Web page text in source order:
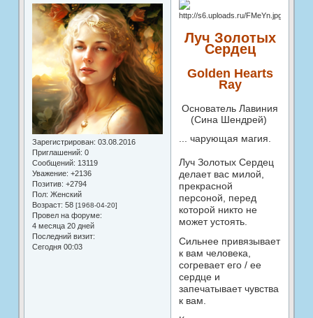
Зарегистрирован: 03.08.2016
Приглашений: 0
Сообщений: 13119
Уважение: +2136
Позитив: +2794
Пол: Женский
Возраст: 58 [1968-04-20]
Провел на форуме:
4 месяца 20 дней
Последний визит:
Сегодня 00:03
Луч Золотых
Сердец
Golden Hearts
Ray
Основатель Лавиния
(Сина Шендрей)
... чарующая магия.
Луч Золотых Сердец
делает вас милой,
прекрасной
персоной, перед
которой никто не
может устоять.
Сильнее привязывает
к вам человека,
согревает его / ее
сердце и
запечатывает чувства
к вам.